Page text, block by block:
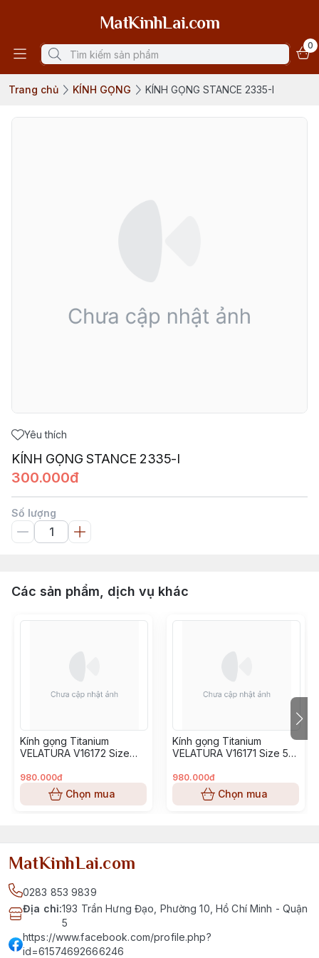
MatKinhLai.com
0
Trang chủ KÍNH GỌNG KÍNH GỌNG STANCE 2335-I
Yêu thích
KÍNH GỌNG STANCE 2335-I
300.000đ
Số lượng
Các sản phẩm, dịch vụ khác
Kính gọng Titanium
VELATURA V16172 Size
980.000đ
Chọn mua
Kính gọng Titanium
VELATURA V16171 Size 53-
980.000đ
Chọn mua
MatKinhLai.com
0283 853 9839
Địa chỉ:193 Trần Hưng Đạo, Phường 10, Hồ Chí Minh - Quận
5
https://www.facebook.com/profile.php?
id=61574692666246